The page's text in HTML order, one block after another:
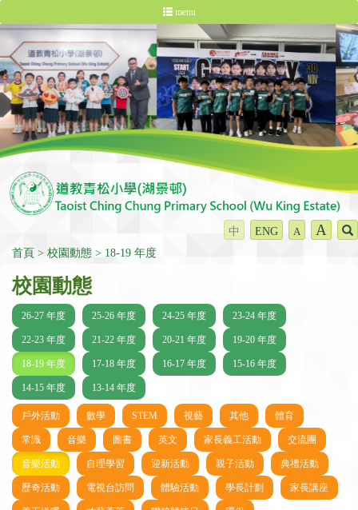
menu
中 ENG A A
首頁 校園動態 18-19 年度
校園動態
26-27 年度 25-26 年度 24-25 年度 23-24 年度
22-23 年度 21-22 年度 20-21 年度 19-20 年度
18-19 年度 17-18 年度 16-17 年度 15-16 年度
14-15 年度 13-14 年度
戶外活動 數學 STEM 視藝 其他 體育
常識 音樂 圖書 英文 家長義工活動 交流團
音樂活動 自理學習 迎新活動 親子活動 典禮活動
歷奇活動 電視台訪問 體驗活動 學長計劃 家長講座